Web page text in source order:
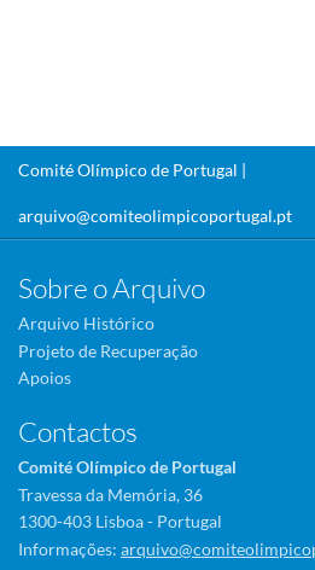
Comité Olímpico de Portugal |
arquivo@comiteolimpicoportugal.pt
Sobre o Arquivo
Arquivo Histórico
Projeto de Recuperação
Apoios
Contactos
Comité Olímpico de Portugal
Travessa da Memória, 36
1300-403 Lisboa - Portugal
Informações: